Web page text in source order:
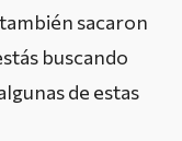
también sacaron
buscando
de estas